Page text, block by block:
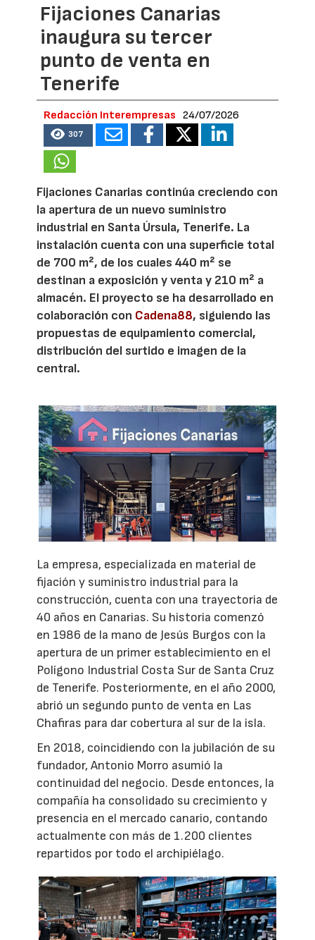
Fijaciones Canarias
inaugura su tercer
punto de venta en
Tenerife
Redacción Interempresas 24/07/2026
307
Fijaciones Canarias continúa creciendo con
la apertura de un nuevo suministro
industrial en Santa Úrsula, Tenerife. La
instalación cuenta con una superficie total
de 700 m², de los cuales 440 m² se
destinan a exposición y venta y 210 m² a
almacén. El proyecto se ha desarrollado en
colaboración con Cadena88, siguiendo las
propuestas de equipamiento comercial,
distribución del surtido e imagen de la
central.
La empresa, especializada en material de
fijación y suministro industrial para la
construcción, cuenta con una trayectoria de
40 años en Canarias. Su historia comenzó
en 1986 de la mano de Jesús Burgos con la
apertura de un primer establecimiento en el
Polígono Industrial Costa Sur de Santa Cruz
de Tenerife. Posteriormente, en el año 2000,
abrió un segundo punto de venta en Las
Chafiras para dar cobertura al sur de la isla.
En 2018, coincidiendo con la jubilación de su
fundador, Antonio Morro asumió la
continuidad del negocio. Desde entonces, la
compañía ha consolidado su crecimiento y
presencia en el mercado canario, contando
actualmente con más de 1.200 clientes
repartidos por todo el archipiélago.